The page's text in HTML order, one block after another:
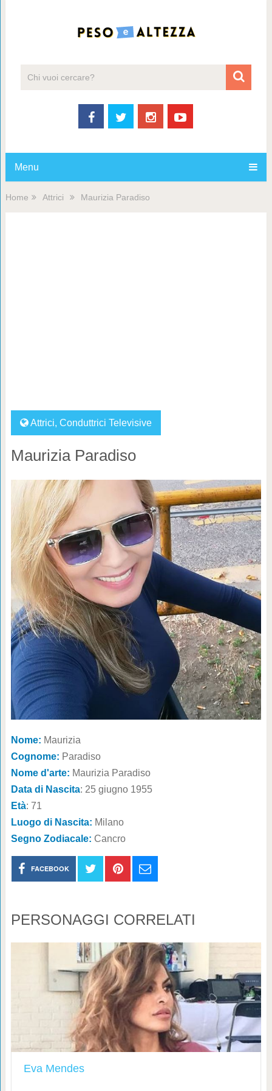
Menu
Home Attrici Maurizia Paradiso
Attrici, Conduttrici Televisive
Maurizia Paradiso
Nome: Maurizia
Cognome: Paradiso
Nome d'arte: Maurizia Paradiso
Data di Nascita: 25 giugno 1955
Età: 71
Luogo di Nascita: Milano
Segno Zodiacale: Cancro
FACEBOOK
PERSONAGGI CORRELATI
Eva Mendes